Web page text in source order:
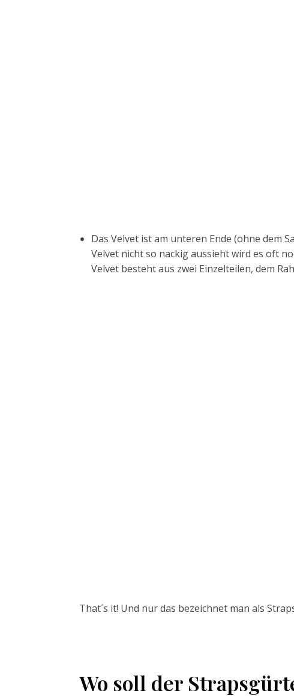
Das Velvet ist am unteren Ende (ohne dem
Velvet nicht so nackig aussieht wird es oft
Velvet besteht aus zwei Einzelteilen, dem
That´s it! Und nur das bezeichnet man als
Wo soll der